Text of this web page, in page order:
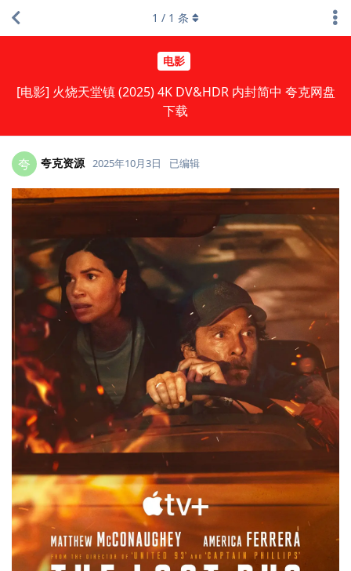
电影
[电影] 火烧天堂镇 (2025) 4K DV&HDR 内封简中 夸克网盘
下载
1 / 1 条
夸 夸克资源 2025年10月3日 已编辑